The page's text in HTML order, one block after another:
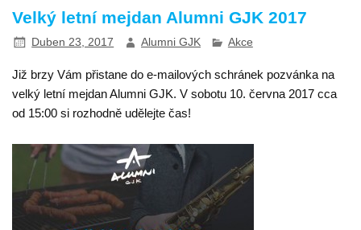
Velký letní mejdan Alumni GJK 2017
Duben 23, 2017 Alumni GJK Akce
Již brzy Vám přistane do e-mailových schránek pozvánka na
velký letní mejdan Alumni GJK. V sobotu 10. června 2017 cca
od 15:00 si rozhodně udělejte čas!